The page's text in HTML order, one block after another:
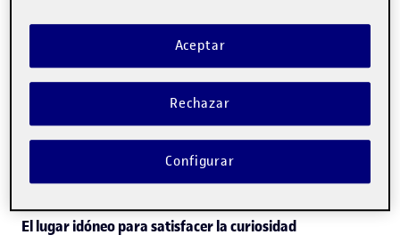
encuentro para la generación, el desarrollo y la
consolidación de proyectos emprendedores de cualquier
miembro de la comunidad UOC. El nodo tiene como
objetivo fomentar la cultura emprendedora, apoyar
proyectos innovadores y conectar ideas con mentores,
recursos y oportunidades de financiación.
El lugar idóneo para satisfacer la curiosidad
Rechazar
Aceptar
Configurar